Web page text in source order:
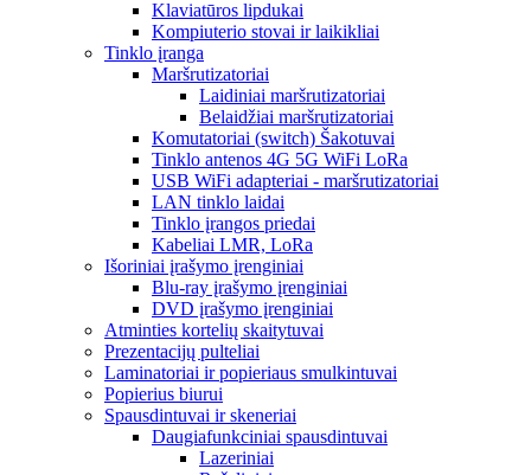
Klaviatūros lipdukai
Kompiuterio stovai ir laikikliai
Tinklo įranga
Maršrutizatoriai
Laidiniai maršrutizatoriai
Belaidžiai maršrutizatoriai
Komutatoriai (switch) Šakotuvai
Tinklo antenos 4G 5G WiFi LoRa
USB WiFi adapteriai - maršrutizatoriai
LAN tinklo laidai
Tinklo įrangos priedai
Kabeliai LMR, LoRa
Išoriniai įrašymo įrenginiai
Blu-ray įrašymo įrenginiai
DVD įrašymo įrenginiai
Atminties kortelių skaitytuvai
Prezentacijų pulteliai
Laminatoriai ir popieriaus smulkintuvai
Popierius biurui
Spausdintuvai ir skeneriai
Daugiafunkciniai spausdintuvai
Lazeriniai